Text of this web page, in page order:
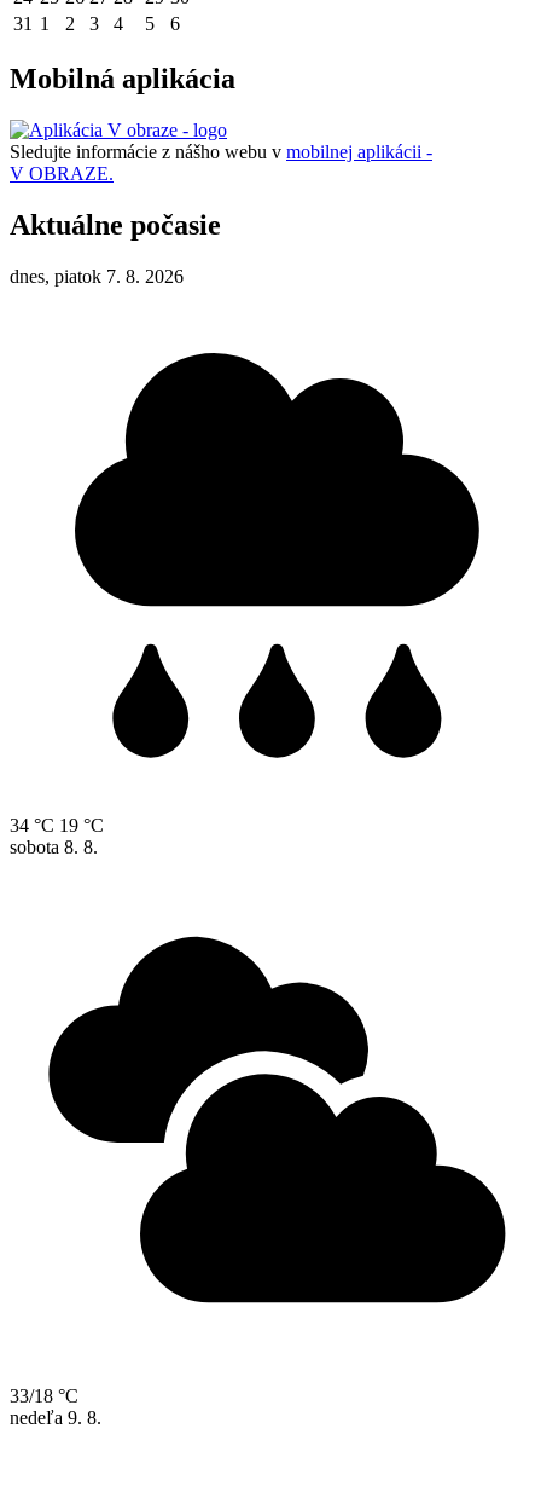
31 1 2 3 4 5 6
Mobilná aplikácia
Sledujte informácie z nášho webu v mobilnej aplikácii -
V OBRAZE.
Aktuálne počasie
dnes, piatok 7. 8. 2026
34 °C 19 °C
sobota 8. 8.
33/18 °C
nedeľa 9. 8.